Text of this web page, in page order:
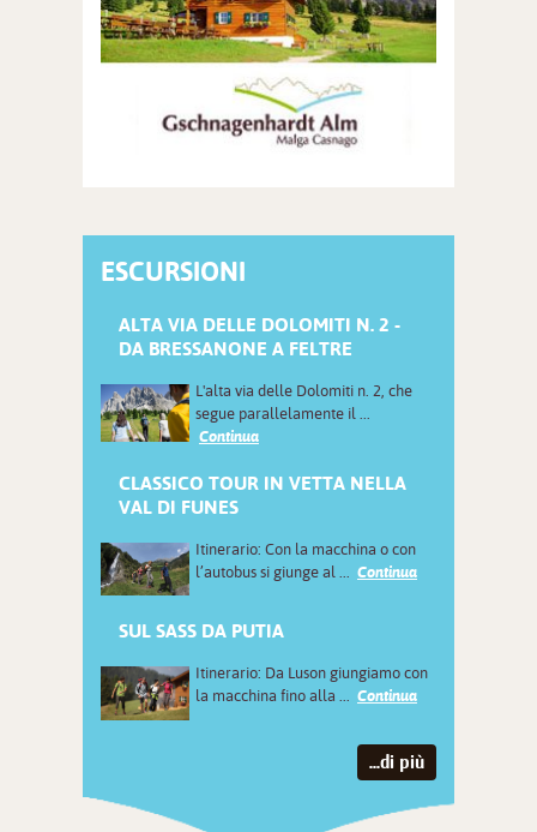
ESCURSIONI
ALTA VIA DELLE DOLOMITI N. 2 -
DA BRESSANONE A FELTRE
L'alta via delle Dolomiti n. 2, che
segue parallelamente il ...
Continua
CLASSICO TOUR IN VETTA NELLA
VAL DI FUNES
Itinerario: Con la macchina o con
l’autobus si giunge al ...
Continua
SUL SASS DA PUTIA
Itinerario: Da Luson giungiamo con
la macchina fino alla ... Continua
...di più